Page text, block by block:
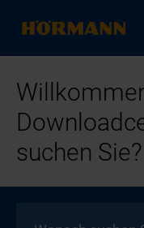
suchen Sie?